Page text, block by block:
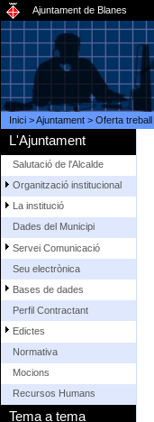
Ajuntament de Blanes
Inici>Ajuntament> Oferta treball
L'Ajuntament
Salutació de l'Alcalde
Organització institucional
La institució
Dades del Municipi
Servei Comunicació
Seu electrònica
Bases de dades
Perfil Contractant
Edictes
Normativa
Mocions
Recursos Humans
Tema a tema